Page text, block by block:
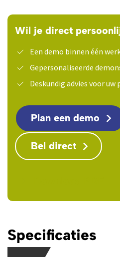
Wil je direct
Een demo binnen één
Gepersonaliseerde
Deskundig advies voor
Plan een demo
Bel direct
Specificaties